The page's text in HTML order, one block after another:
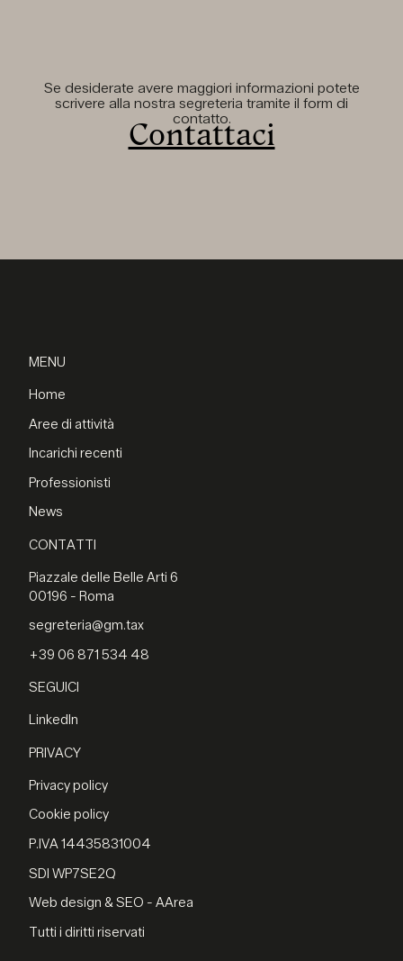
Se desiderate avere maggiori informazioni potete
scrivere alla nostra segreteria tramite il form di
contatto.
Contattaci
MENU
Home
Aree di attività
Incarichi recenti
Professionisti
News
CONTATTI
Piazzale delle Belle Arti 6
00196 - Roma
segreteria@gm.tax
+39 06 871 534 48
SEGUICI
LinkedIn
PRIVACY
Privacy policy
Cookie policy
P.IVA 14435831004
SDI WP7SE2Q
Web design & SEO - AArea
Tutti i diritti riservati